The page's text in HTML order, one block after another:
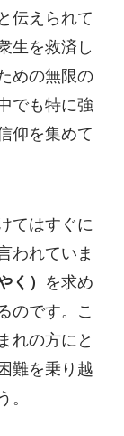
伝えられて
生を救済し
めの無限の
でも特に強
仰を集めて
てはすぐに
われていま
く）
を求め
のです。こ
れの方にと
難を乗り越
。